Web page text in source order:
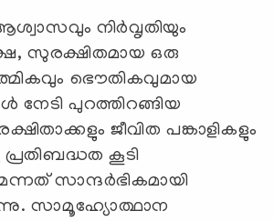
നിര്‍വൃതിയും
സുരക്ഷിതമായ ഒരു
ഭൌതികവുമായ
നേടി പുറത്തിറങ്ങിയ
ജീവിത പങ്കാളികളും
കൂടി
സാന്ദര്‍ഭികമായി
സാമൂഹ്യോത്ഥാന